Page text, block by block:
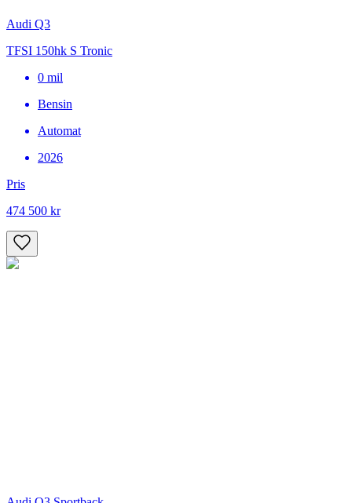
Audi Q3
TFSI 150hk S Tronic
0 mil
Bensin
Automat
2026
Pris
474 500 kr